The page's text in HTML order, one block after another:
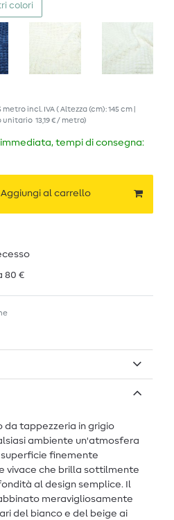
colori
metroincl. IVA( Altezza (cm): 145 cm |
unitario 13,19 € / metro)
tempi di consegna:
Aggiungi al carrello
80 €
tappezzeria in grigio
ambiente un'atmosfera
finemente
vivace che brilla sottilmente
al design semplice. Il
meravigliosamente
del bianco e del beige ai